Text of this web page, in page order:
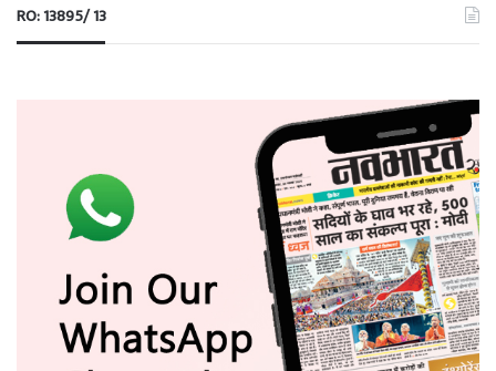
RO: 13895/ 13